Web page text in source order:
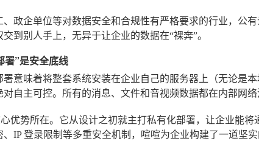
、政企单位等对数据安全和合规性有严格要求的行业，公
到别人手上，无异于让企业的数据在“裸奔”。
署”是安全底线
意味着将整套系统安装在企业自己的服务器上（无论是
自主可控。所有的消息、文件和音视频数据都在内部网络
优势所在。它从设计之初就主打私有化部署，让企业能
IP 登录限制等多重安全机制，喧喧为企业构建了一道坚